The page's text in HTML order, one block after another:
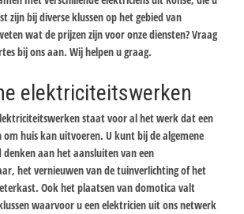
zijn bij diverse klussen op het gebied van
wat de prijzen zijn voor onze diensten? Vraag
bij ons aan. Wij helpen u graag.
elektriciteitswerken
staat voor al het werk dat een
huis kan uitvoeren. U kunt bij de algemene
aan het aansluiten van een
het vernieuwen van de tuinverlichting of het
Ook het plaatsen van domotica valt
waarvoor u een elektricien uit ons netwerk